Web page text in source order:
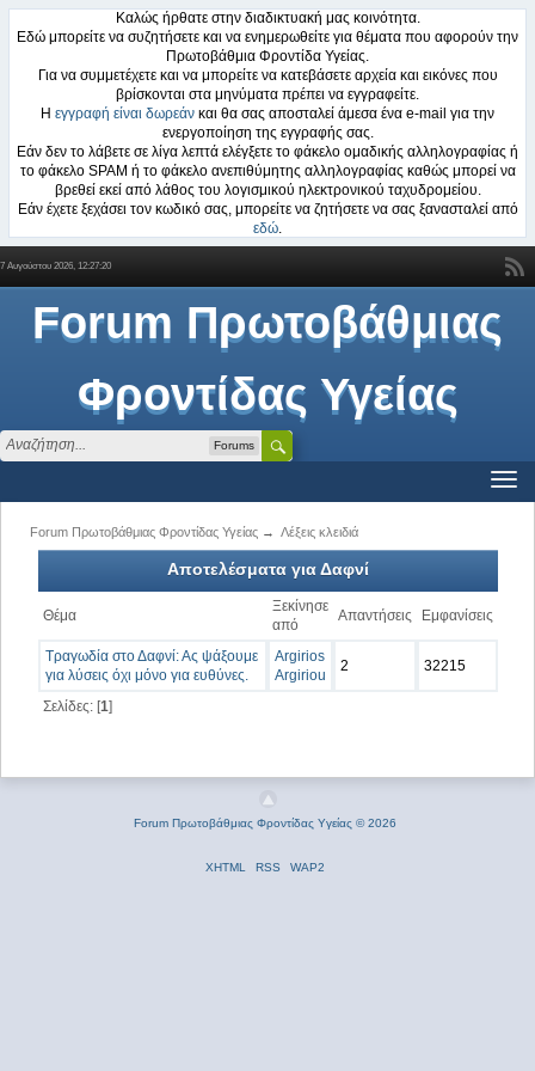
Καλώς ήρθατε στην διαδικτυακή μας κοινότητα.
Εδώ μπορείτε να συζητήσετε και να ενημερωθείτε για θέματα που αφορούν την
Πρωτοβάθμια Φροντίδα Υγείας.
Για να συμμετέχετε και να μπορείτε να κατεβάσετε αρχεία και εικόνες που
βρίσκονται στα μηνύματα πρέπει να εγγραφείτε.
Η εγγραφή είναι δωρεάν και θα σας αποσταλεί άμεσα ένα e-mail για την
ενεργοποίηση της εγγραφής σας.
Εάν δεν το λάβετε σε λίγα λεπτά ελέγξετε το φάκελο ομαδικής αλληλογραφίας ή
το φάκελο SPAM ή το φάκελο ανεπιθύμητης αλληλογραφίας καθώς μπορεί να
βρεθεί εκεί από λάθος του λογισμικού ηλεκτρονικού ταχυδρομείου.
Εάν έχετε ξεχάσει τον κωδικό σας, μπορείτε να ζητήσετε να σας ξανασταλεί από
εδώ.
7 Αυγούστου 2026, 12:27:20
Forum Πρωτοβάθμιας
Φροντίδας Υγείας
Forums
Forum Πρωτοβάθμιας Φροντίδας Υγείας→ Λέξεις κλειδιά
Αποτελέσματα για Δαφνί
Θέμα
Ξεκίνησε
από
Απαντήσεις Εμφανίσεις
Τραγωδία στο Δαφνί: Ας ψάξουμε
για λύσεις όχι μόνο για ευθύνες.
Argirios
Argiriou
2 32215
Σελίδες: [1]
Forum Πρωτοβάθμιας Φροντίδας Υγείας © 2026
XHTML RSS WAP2